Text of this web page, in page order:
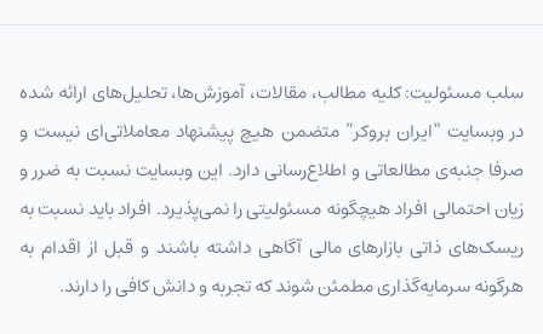
سلب مسئولیت: کلیه مطالب، مقالات، آموزش‌ها، تحلیل‌های ارائه شده
در وبسایت “ایران بروکر” متضمن هیچ پیشنهاد معاملاتی‌ای نیست و
صرفا جنبه‌ی مطالعاتی و اطلاع‌رسانی دارد. این وبسایت نسبت به ضرر و
زیان احتمالی افراد هیچگونه مسئولیتی را نمی‌پذیرد. افراد باید نسبت به
ریسک‌های ذاتی بازارهای مالی آگاهی داشته باشند و قبل از اقدام به
هرگونه سرمایه‌گذاری مطمئن شوند که تجربه و دانش کافی را دارند.